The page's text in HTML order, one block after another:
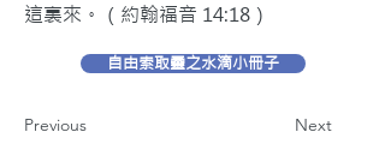
這裏來。（約翰福音 14:18）
自由索取靈之水滴小冊子
Previous Next